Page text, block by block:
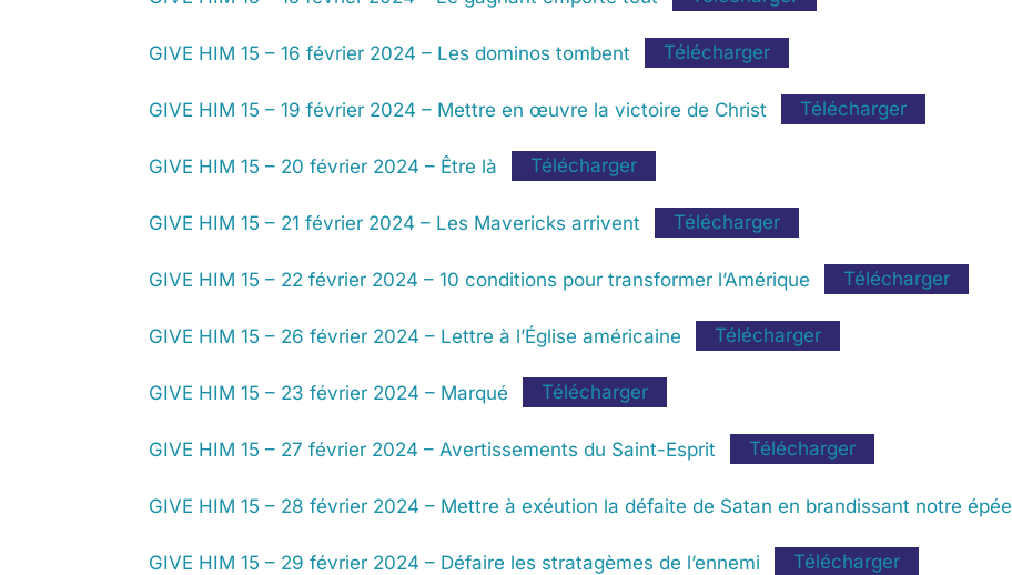
GIVE HIM 15 – 16 février 2024 – Les dominos tombent Télécharger
GIVE HIM 15 – 19 février 2024 – Mettre en œuvre la victoire de Christ Télécharger
GIVE HIM 15 – 20 février 2024 – Être là Télécharger
GIVE HIM 15 – 21 février 2024 – Les Mavericks arrivent Télécharger
GIVE HIM 15 – 22 février 2024 – 10 conditions pour transformer l’Amérique Télécharger
GIVE HIM 15 – 26 février 2024 – Lettre à l’Église américaine Télécharger
GIVE HIM 15 – 23 février 2024 – Marqué Télécharger
GIVE HIM 15 – 27 février 2024 – Avertissements du Saint-Esprit Télécharger
GIVE HIM 15 – 28 février 2024 – Mettre à exéution la défaite de Satan en brandissant notre épée
GIVE HIM 15 – 29 février 2024 – Défaire les stratagèmes de l’ennemi Télécharger